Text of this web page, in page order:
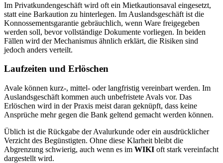
Im Privatkundengeschäft wird oft ein Mietkautionsaval eingesetzt,
statt eine Barkaution zu hinterlegen. Im Auslandsgeschäft ist die
Konnossementsgarantie gebräuchlich, wenn Ware freigegeben
werden soll, bevor vollständige Dokumente vorliegen. In beiden
Fällen wird der Mechanismus ähnlich erklärt, die Risiken sind
jedoch anders verteilt.
Laufzeiten und Erlöschen
Avale können kurz-, mittel- oder langfristig vereinbart werden. Im
Auslandsgeschäft kommen auch unbefristete Avals vor. Das
Erlöschen wird in der Praxis meist daran geknüpft, dass keine
Ansprüche mehr gegen die Bank geltend gemacht werden können.
Üblich ist die Rückgabe der Avalurkunde oder ein ausdrücklicher
Verzicht des Begünstigten. Ohne diese Klarheit bleibt die
Abgrenzung schwierig, auch wenn es im WIKI oft stark vereinfacht
dargestellt wird.